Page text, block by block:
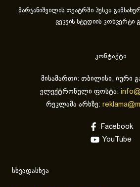
მარჯანიშვილის თეატრში პუსკა
ცეკვის სტუდიის კონცერტი
კონტაქტი
მისამართი: თბილისი, იური
ელექტრონული ფოსტა:
რეკლამა არხზე:
Facebook
YouTube
სხვადასხვა